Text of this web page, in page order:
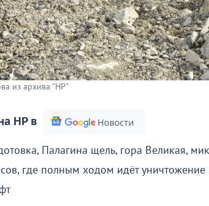
из архива "НР"
НР в
Палагина щель, гора Великая,
где полным ходом идёт уничтожение